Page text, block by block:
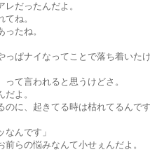
だったんだよ。
ね。
たね。
っぱナイなってことで落ち着いた
て言われると思うけどさ。
よ。
のに、起きてる時は枯れてるんで
なんです」
らの悩みなんて小せぇんだよ。